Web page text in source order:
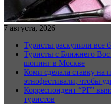
7 августа, 2026
Туристы раскупили все
Туристы с Ближнего
шопинг в Москве
Коми сделала ставку на
этнофестивали, чтобы
Корреспондент “РГ”
туристов